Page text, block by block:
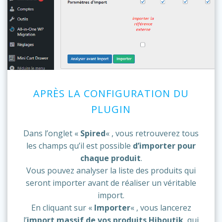
APRÈS LA CONFIGURATION DU
PLUGIN
Dans l’onglet « Spired« , vous retrouverez tous
les champs qu’il est possible d’importer pour
chaque produit.
Vous pouvez analyser la liste des produits qui
seront importer avant de réaliser un véritable
import.
En cliquant sur « Importer« , vous lancerez